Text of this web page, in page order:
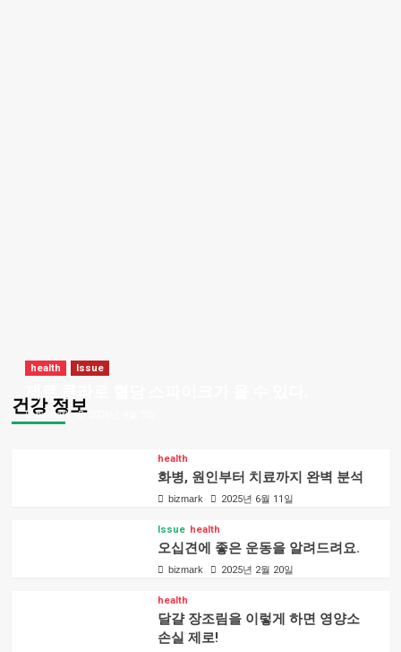
건강 정보
health Issue
bizmark
health
화병, 원인부터 치료까지 완벽 분석
bizmark 2025년 6월 11일
Issue health
오십견에 좋은 운동을 알려드려요.
bizmark 2025년 2월 20일
health
달걀 장조림을 이렇게 하면 영양소
손실 제로!